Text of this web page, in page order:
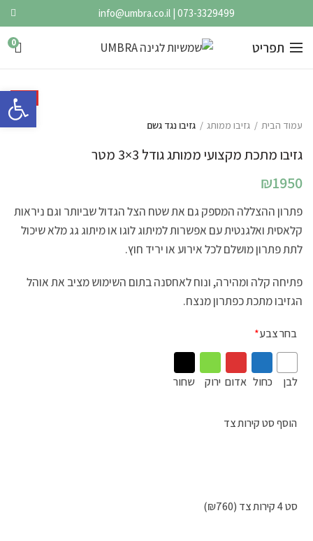
073-3329499
|
info@umbra.co.il
תפריט 0
HOT
עמוד הבית גזיבו ממותג גזיבו נגד גשם
גזיבו מתכת מקצועי ממותג גודל 3×3 מטר
₪1950
פתרון ההצללה המספק גם את שטח הצל הגדול שביותר וגם ניראות
קלאסית ואלגנטית עם אפשרות למיתוג לוגו או מיתוג גג מלא שיכול
לתת פתרון מושלם לכל אירוע או יריד חוץ.
פתיחה קלה ומהירה, ונוח לאחסנה בתום השימוש מציב את אוהל
הגזיבו מתכת כפתרון מנצח.
בחר צבע*
לבן כחול אדום ירוק שחור
הוסף סט קירות צד
סט 4 קירות צד (₪760)
פתח